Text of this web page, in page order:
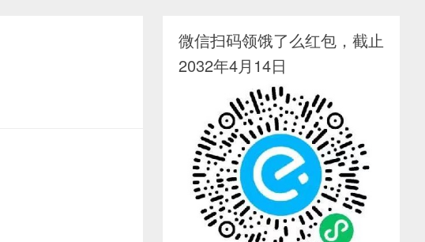
微信扫码领饿了么红包，截止
2032年4月14日